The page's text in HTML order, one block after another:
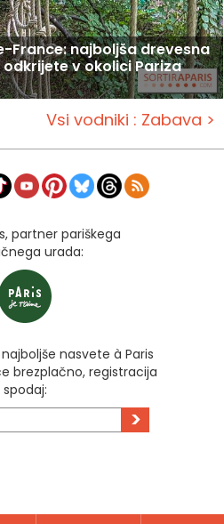
France: najboljša drevesna
v okolici Pariza
Vsi vodniki : Zabava >
partner pariškega
urada:
nasvete à Paris
brezplačno, registracija
spodaj:
>